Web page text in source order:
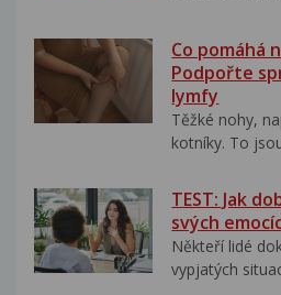
Co pomáhá
Podpořte
lymfy
Těžké nohy,
kotníky. To
TEST: Jak
svých
Někteří lidé
vypjatých